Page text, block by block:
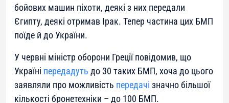
бойових машин піхоти, деякі з них передали
Єгипту, деякі отримав Ірак. Тепер частина цих БМП
поїде й до України.
У червні міністр оборони Греції повідомив, що
Україні передадуть до 30 таких БМП, хоча до цього
заявляли про можливість передачі значно більшої
кількості бронетехніки – до 100 БМП.